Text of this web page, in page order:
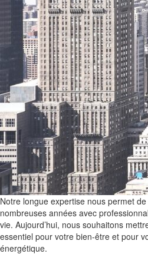
Notre longue expertise nous permet
nombreuses années avec
vie. Aujourd’hui, nous souhaitons
essentiel pour votre bien-être et pour
énergétique.